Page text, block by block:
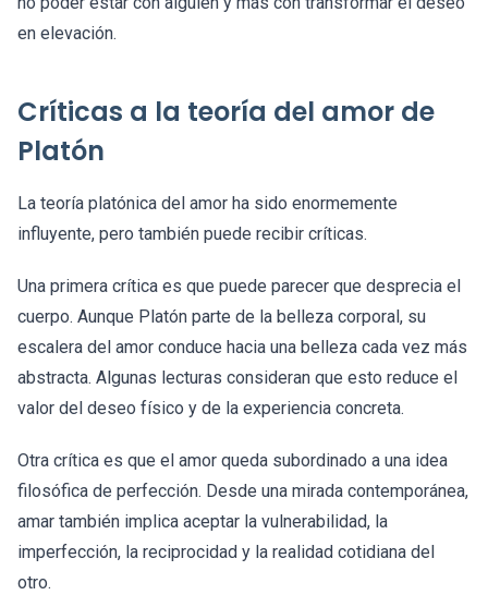
en elevación.
Críticas a la teoría del amor de
Platón
La teoría platónica del amor ha sido enormemente
influyente, pero también puede recibir críticas.
Una primera crítica es que puede parecer que desprecia el
cuerpo. Aunque Platón parte de la belleza corporal, su
escalera del amor conduce hacia una belleza cada vez más
abstracta. Algunas lecturas consideran que esto reduce el
valor del deseo físico y de la experiencia concreta.
Otra crítica es que el amor queda subordinado a una idea
filosófica de perfección. Desde una mirada contemporánea,
amar también implica aceptar la vulnerabilidad, la
imperfección, la reciprocidad y la realidad cotidiana del
otro.